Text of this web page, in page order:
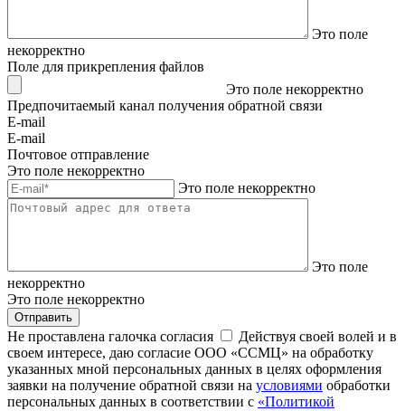
Это поле
некорректно
Поле для прикрепления файлов
Это поле некорректно
Предпочитаемый канал получения обратной связи
E-mail
E-mail
Почтовое отправление
Это поле некорректно
Это поле некорректно
Это поле
некорректно
Это поле некорректно
Отправить
Не проставлена галочка согласия
Действуя своей волей и в
своем интересе, даю согласие ООО «ССМЦ» на обработку
указанных мной персональных данных в целях оформления
заявки на получение обратной связи на условиями обработки
персональных данных в соответствии с «Политикой